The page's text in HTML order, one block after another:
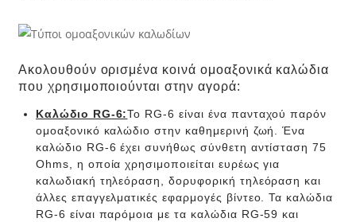
Ακολουθούν ορισμένα κοινά ομοαξονικά καλώδια
που χρησιμοποιούνται στην αγορά:
Καλώδιο RG-6:Το RG-6 είναι ένα πανταχού παρόν
ομοαξονικό καλώδιο στην καθημερινή ζωή. Ένα
καλώδιο RG-6 έχει συνήθως σύνθετη αντίσταση 75
Ohms, η οποία χρησιμοποιείται ευρέως για
καλωδιακή τηλεόραση, δορυφορική τηλεόραση και
άλλες επαγγελματικές εφαρμογές βίντεο. Τα καλώδια
RG-6 είναι παρόμοια με τα καλώδια RG-59 και